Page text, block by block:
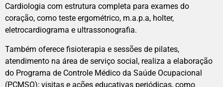
Cardiologia com estrutura completa para exames do
coração, como teste ergométrico, m.a.p.a, holter,
eletrocardiograma e ultrassonografia.
Também oferece fisioterapia e sessões de pilates,
atendimento na área de serviço social, realiza a elaboração
do Programa de Controle Médico da Saúde Ocupacional
(PCMSO); visitas e ações educativas periódicas, como